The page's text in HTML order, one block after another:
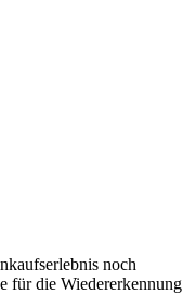
noch
für die Wiedererkennung